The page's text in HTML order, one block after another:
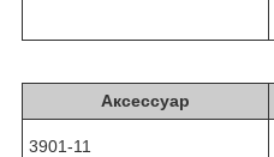
Аксессуар
3901-11